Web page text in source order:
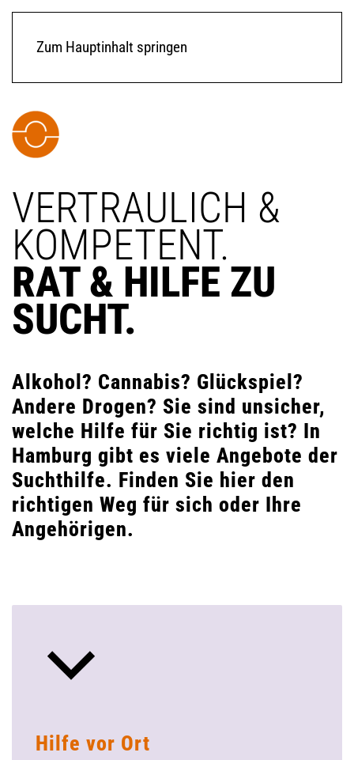
Zum Hauptinhalt springen
VERTRAULICH &
KOMPETENT.
RAT & HILFE ZU
SUCHT.
Alkohol? Cannabis? Glückspiel?
Andere Drogen? Sie sind unsicher,
welche Hilfe für Sie richtig ist? In
Hamburg gibt es viele Angebote der
Suchthilfe. Finden Sie hier den
richtigen Weg für sich oder Ihre
Angehörigen.
Hilfe vor Ort